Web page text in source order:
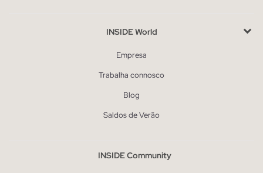
INSIDE World
Empresa
Trabalha connosco
Blog
Saldos de Verão
INSIDE Community